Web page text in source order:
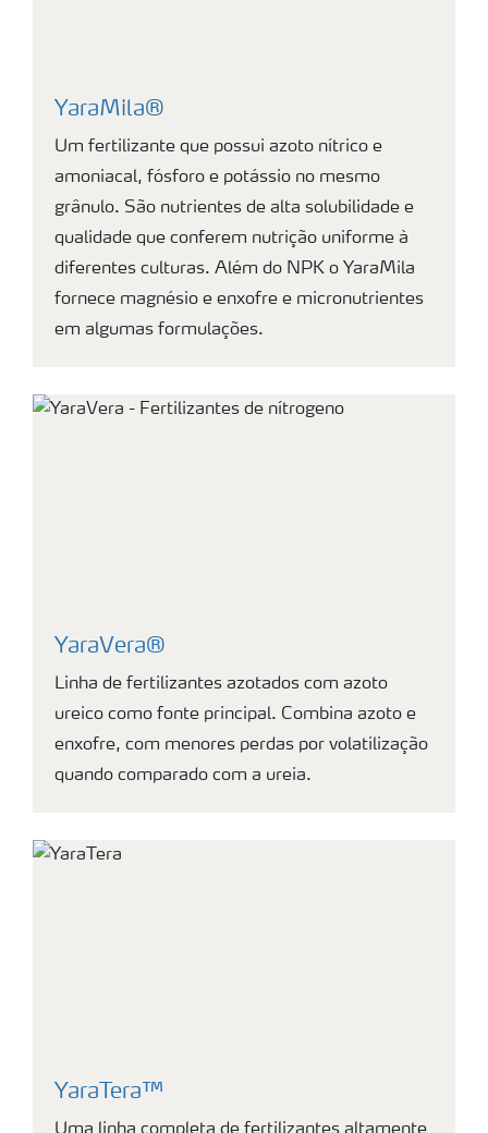
YaraMila®
Um fertilizante que possui azoto nítrico e
amoniacal, fósforo e potássio no mesmo
grânulo. São nutrientes de alta solubilidade e
qualidade que conferem nutrição uniforme à
diferentes culturas. Além do NPK o YaraMila
fornece magnésio e enxofre e micronutrientes
em algumas formulações.
YaraVera®
Linha de fertilizantes azotados com azoto
ureico como fonte principal. Combina azoto e
enxofre, com menores perdas por volatilização
quando comparado com a ureia.
YaraTera™